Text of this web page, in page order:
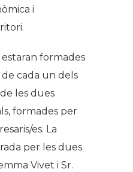
i
formades
cada un dels
les dues
formades per
es. La
per les dues
Vivet i Sr.